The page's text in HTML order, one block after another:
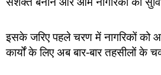
इसके जरिए पहले चरण में नागरिकों को
कार्यों के लिए अब बार-बार तहसीलों के